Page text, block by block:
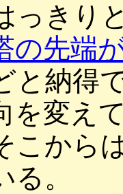
っきり
の先端
と納得
を変え
こから
。